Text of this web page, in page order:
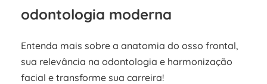
odontologia moderna
Entenda mais sobre a anatomia do osso frontal,
sua relevância na odontologia e harmonização
facial e transforme sua carreira!